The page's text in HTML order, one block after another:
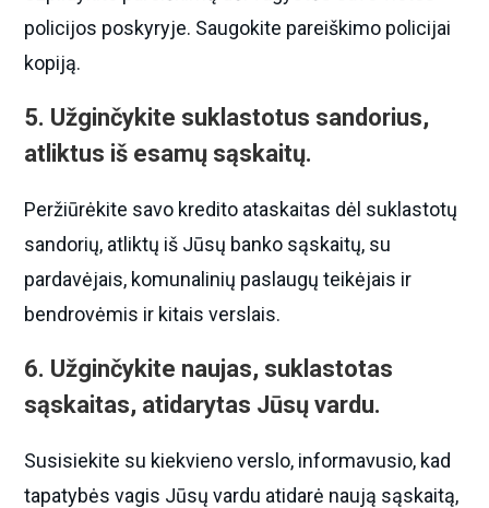
policijos poskyryje. Saugokite pareiškimo policijai
kopiją.
5. Užginčykite suklastotus sandorius,
atliktus iš esamų sąskaitų.
Peržiūrėkite savo kredito ataskaitas dėl suklastotų
sandorių, atliktų iš Jūsų banko sąskaitų, su
pardavėjais, komunalinių paslaugų teikėjais ir
bendrovėmis ir kitais verslais.
6. Užginčykite naujas, suklastotas
sąskaitas, atidarytas Jūsų vardu.
Susisiekite su kiekvieno verslo, informavusio, kad
tapatybės vagis Jūsų vardu atidarė naują sąskaitą,